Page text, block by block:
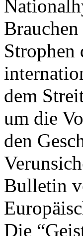
Strophen
dem
um die
den
Bulletin
Die